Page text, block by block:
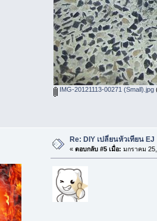
IMG-20121113-00271 (Small).jpg
Re: DIY เปลี่ยนหัวเทียน EJ
« ตอบกลับ #5 เมื่อ: มกราคม